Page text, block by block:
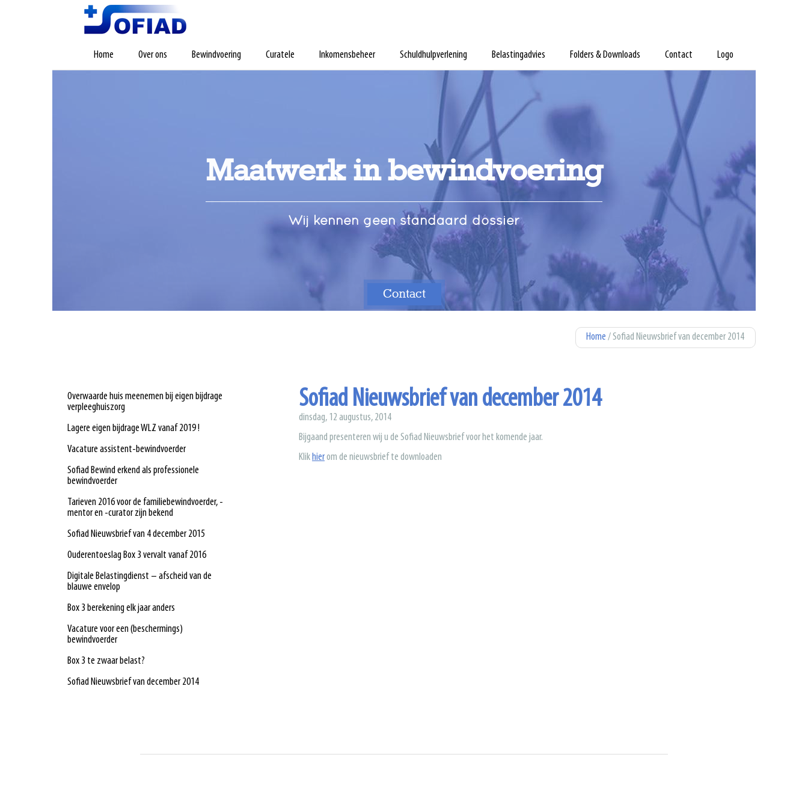
Home Over ons Bewindvoering Curatele Inkomensbeheer Schuldhulpverlening Belastingadvies Folders & Downloads Contact Logo
Maatwerk in bewindvoering
Wij kennen geen standaard dossier
Contact
Van alle markten thuis
Wij overzien het speelveld
Contact
Home / Sofiad Nieuwsbrief van december 2014
Overwaarde huis meenemen bij eigen bijdrage
verpleeghuiszorg
Lagere eigen bijdrage WLZ vanaf 2019 !
Vacature assistent-bewindvoerder
Sofiad Bewind erkend als professionele
bewindvoerder
Tarieven 2016 voor de familiebewindvoerder, -
mentor en -curator zijn bekend
Sofiad Nieuwsbrief van 4 december 2015
Ouderentoeslag Box 3 vervalt vanaf 2016
Digitale Belastingdienst – afscheid van de
blauwe envelop
Box 3 berekening elk jaar anders
Vacature voor een (beschermings)
bewindvoerder
Box 3 te zwaar belast?
Sofiad Nieuwsbrief van december 2014
Sofiad Nieuwsbrief van december 2014
dinsdag, 12 augustus, 2014
Bijgaand presenteren wij u de Sofiad Nieuwsbrief voor het komende jaar.
Klik hierom de nieuwsbrief te downloaden